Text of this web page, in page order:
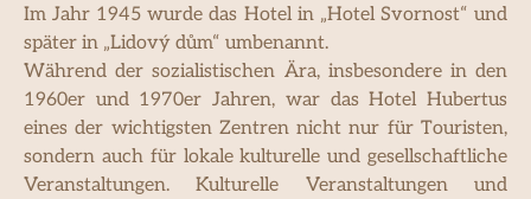
Im Jahr 1945 wurde das Hotel in „Hotel Svornost“ und
später in „Lidový dům“ umbenannt.
Während der sozialistischen Ära, insbesondere in den
1960er und 1970er Jahren, war das Hotel Hubertus
eines der wichtigsten Zentren nicht nur für Touristen,
sondern auch für lokale kulturelle und gesellschaftliche
Veranstaltungen. Kulturelle Veranstaltungen und